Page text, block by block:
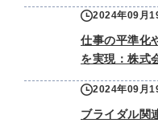
2024年09月
仕事の平準化
を実現：株式
2024年09月
ブライダル関